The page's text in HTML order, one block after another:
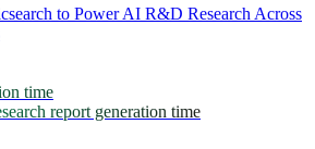
to Power AI R&D Research Across
time
report generation time